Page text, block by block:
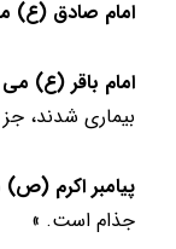
امام صادق (ع)
امام باقر (ع) می
بیماری شدند،
پیامبر اکرم (ص)
جذام است. »